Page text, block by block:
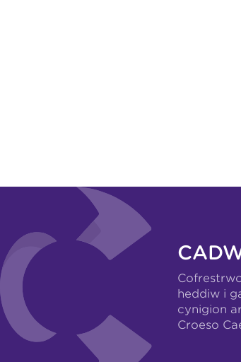
heddiw i
cynigion
Croeso